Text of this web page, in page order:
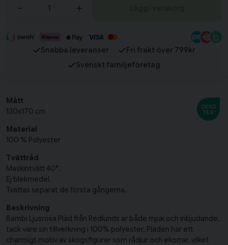
plädar i andra färger för att skapa en komplett och harmonisk
- +
Snabba leveranser
Fri frakt över 799kr
Svenskt familjeföretag
Mått
130x170 cm
Material
100 % Polyester
Tvättråd
Maskintvätt 40°.
Ej blekmedel.
Tvättas separat de första gångerna.
Beskrivning
Bambi Ljusrosa Pläd från Redlunds är både mjuk och inbjudande,
tack vare sin tillverkning i 100% polyester. Pläden har ett
charmigt motiv av skogsfigurer som rådjur och ekorrar, vilket